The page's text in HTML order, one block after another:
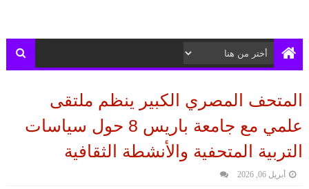
المتحف المصري الكبير ينظم ملتقى
علمي مع جامعة باريس 8 حول سياسات
التربية المتحفية والأنشطة الثقافية
أبريل 06, 2026